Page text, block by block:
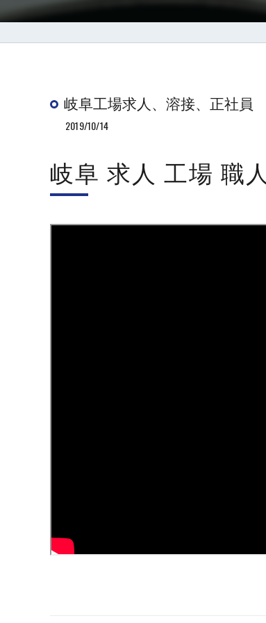
岐阜工場求人、溶接、正社員
2019/10/14
岐阜 求人 工場 職人